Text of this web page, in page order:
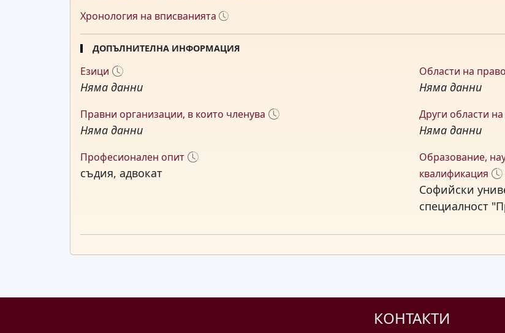
Хронология на вписванията
ДОПЪЛНИТЕЛНА ИНФОРМАЦИЯ
Езици
Няма данни
Области на
Няма данни
Правни организации, в които членува
Няма данни
Други области
Няма данни
Професионален опит
съдия, адвокат
Образование,
квалификация
Софийски
специалност
КОНТАКТИ